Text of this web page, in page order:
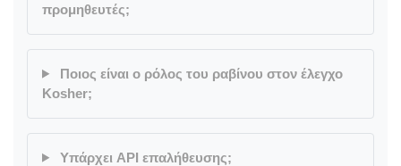
προμηθευτές;
Ποιος είναι ο ρόλος του ραβίνου στον έλεγχο
Kosher;
Υπάρχει API επαλήθευσης;